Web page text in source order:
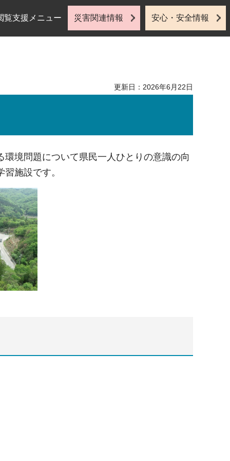
覧支援メニュー 災害関連情報 安心・安全情報
更新日：2026年6月22日
境問題について県民一人ひとりの意識の向
施設です。